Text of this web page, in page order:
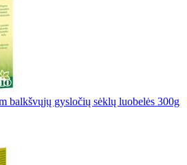
gysločių sėklų luobelės 300g